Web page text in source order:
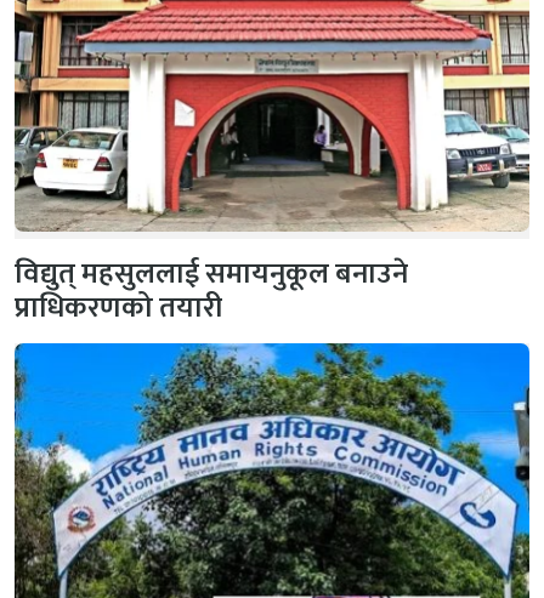
विद्युत् महसुललाई समायनुकूल बनाउने
प्राधिकरणको तयारी